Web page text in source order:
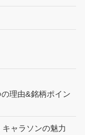
理由&銘柄ポイン
ャラソンの魅力